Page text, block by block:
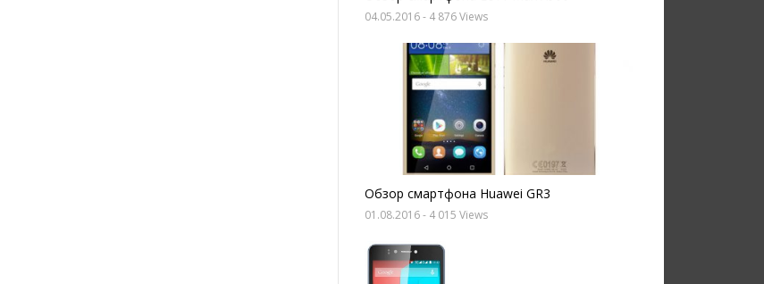
04.05.2016- 4 876 Views
Обзор смартфона Huawei GR3
01.08.2016- 4 015 Views